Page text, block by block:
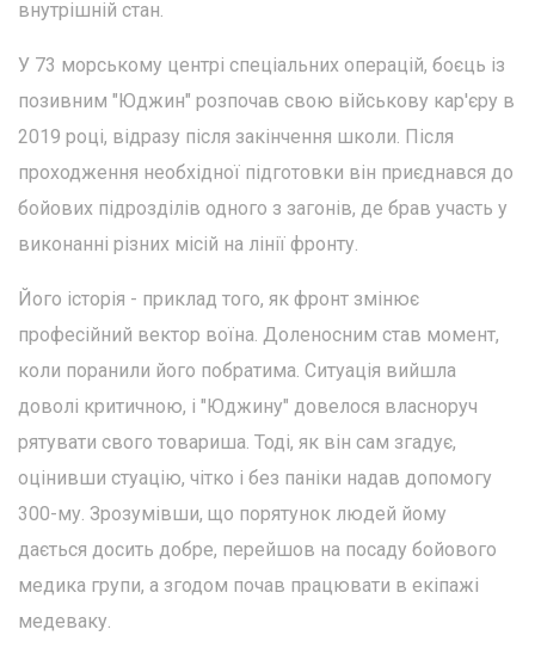
внутрішній стан.
У 73 морському центрі спеціальних операцій, боєць із
позивним "Юджин" розпочав свою військову кар'єру в
2019 році, відразу після закінчення школи. Після
проходження необхідної підготовки він приєднався до
бойових підрозділів одного з загонів, де брав участь у
виконанні різних місій на лінії фронту.
Його історія - приклад того, як фронт змінює
професійний вектор воїна. Доленосним став момент,
коли поранили його побратима. Ситуація вийшла
доволі критичною, і "Юджину" довелося власноруч
рятувати свого товариша. Тоді, як він сам згадує,
оцінивши стуацію, чітко і без паніки надав допомогу
300-му. Зрозумівши, що порятунок людей йому
дається досить добре, перейшов на посаду бойового
медика групи, а згодом почав працювати в екіпажі
медеваку.